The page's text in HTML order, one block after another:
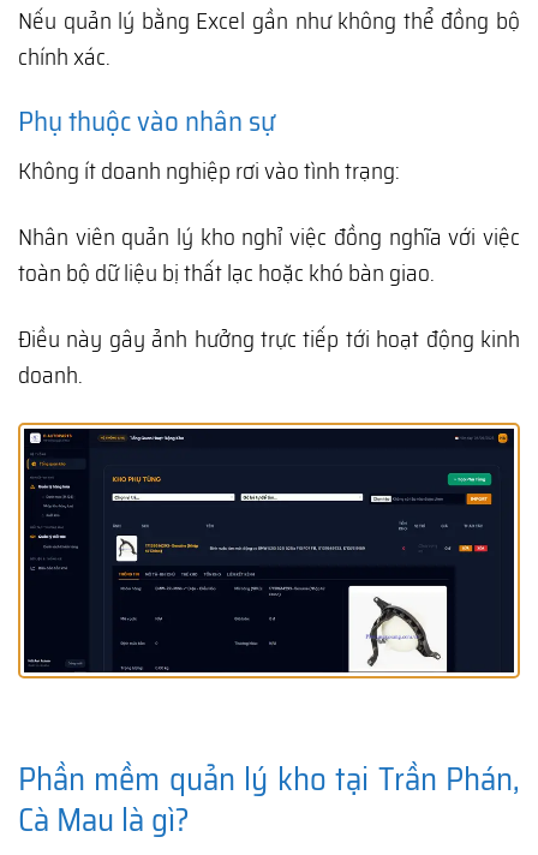
Nếu quản lý bằng Excel gần như không thể đồng bộ
chính xác.
Phụ thuộc vào nhân sự
Không ít doanh nghiệp rơi vào tình trạng:
Nhân viên quản lý kho nghỉ việc đồng nghĩa với việc
toàn bộ dữ liệu bị thất lạc hoặc khó bàn giao.
Điều này gây ảnh hưởng trực tiếp tới hoạt động kinh
doanh.
Phần mềm quản lý kho tại Trần Phán,
Cà Mau là gì?